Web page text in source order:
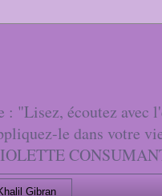
écoutez avec
le dans votre
Gibran